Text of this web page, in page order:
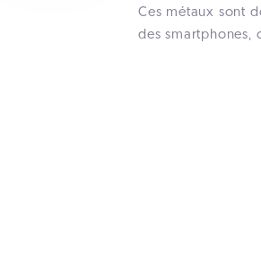
Ces métaux sont
des smartphones,